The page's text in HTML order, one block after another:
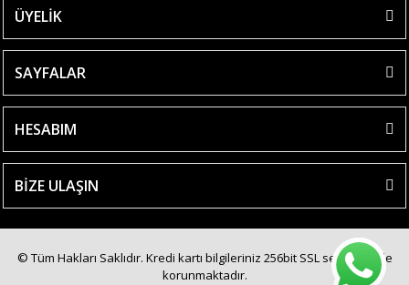
ÜYELİK
SAYFALAR
HESABIM
BİZE ULAŞIN
© Tüm Hakları Saklıdır. Kredi kartı bilgileriniz 256bit SSL sertifikası ile
korunmaktadır.